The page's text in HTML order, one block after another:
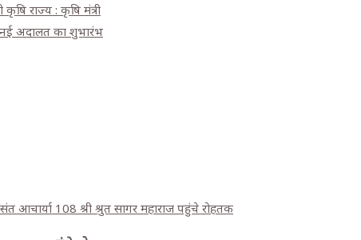
राज्य : कृषि मंत्री
नई अदालत का शुभारंभ